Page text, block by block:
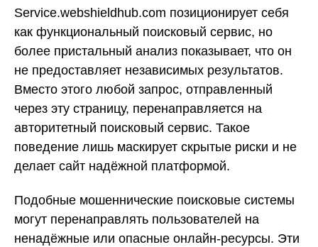
Service.webshieldhub.com позиционирует себя
как функциональный поисковый сервис, но
более пристальный анализ показывает, что он
не предоставляет независимых результатов.
Вместо этого любой запрос, отправленный
через эту страницу, перенаправляется на
авторитетный поисковый сервис. Такое
поведение лишь маскирует скрытые риски и не
делает сайт надёжной платформой.
Подобные мошеннические поисковые системы
могут перенаправлять пользователей на
ненадёжные или опасные онлайн-ресурсы. Эти